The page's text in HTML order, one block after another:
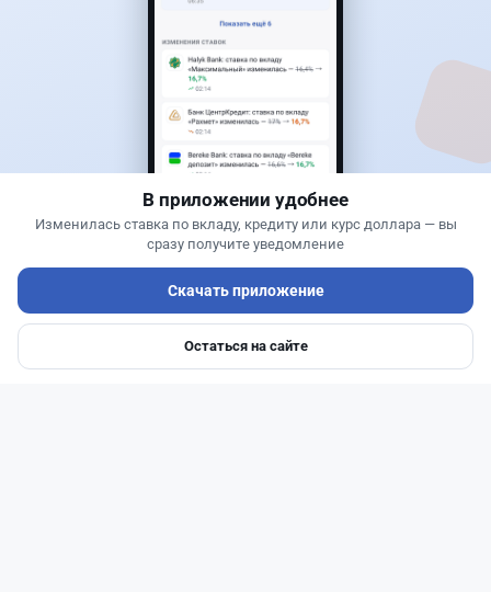
3 августа 2026 г., 22:30
Почему Китай вкладывает миллиарды в недра
Казахстана и что получит страна
Ипотеки Авто
В приложении удобнее
Изменилась ставка по вкладу, кредиту или курс доллара — вы
сразу получите уведомление
Скачать приложение
Остаться на сайте